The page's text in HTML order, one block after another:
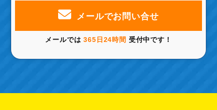
メールでお問い合せ
メールでは 365日24時間 受付中です！